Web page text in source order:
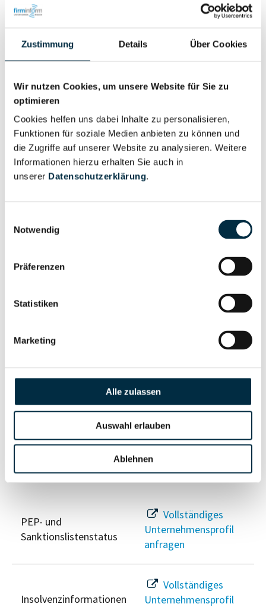
Zustimmung Details Über Cookies
Wir nutzen Cookies, um unsere Website für Sie zu
optimieren
Cookies helfen uns dabei Inhalte zu personalisieren,
Funktionen für soziale Medien anbieten zu können und
die Zugriffe auf unserer Website zu analysieren. Weitere
Informationen hierzu erhalten Sie auch in
unserer Datenschutzerklärung.
Notwendig
Präferenzen
Statistiken
Marketing
Alle zulassen
Auswahl erlauben
Ablehnen
Nutzer
Wirtschaftlich
Berechtigter
Vollständiges
Unternehmensprofil
anfragen
Gesellschafterstruktur
Unternehmensprofil
Unternehmensprofil
Berechtigten Pfad
Unternehmensprofil
Risikoinformationen
PEP- und
Sanktionslistenstatus
Vollständiges
Unternehmensprofil
anfragen
Insolvenzinformationen
Vollständiges
Unternehmensprofil